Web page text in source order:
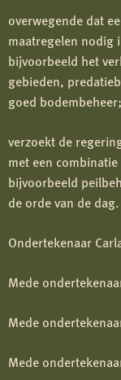
overwegende dat
maatregelen nodig
bijvoorbeeld het
gebieden,
goed bodembeheer;
verzoekt de
met een
bijvoorbeeld
de orde van de dag.
Ondertekenaar
Mede
Mede
Mede